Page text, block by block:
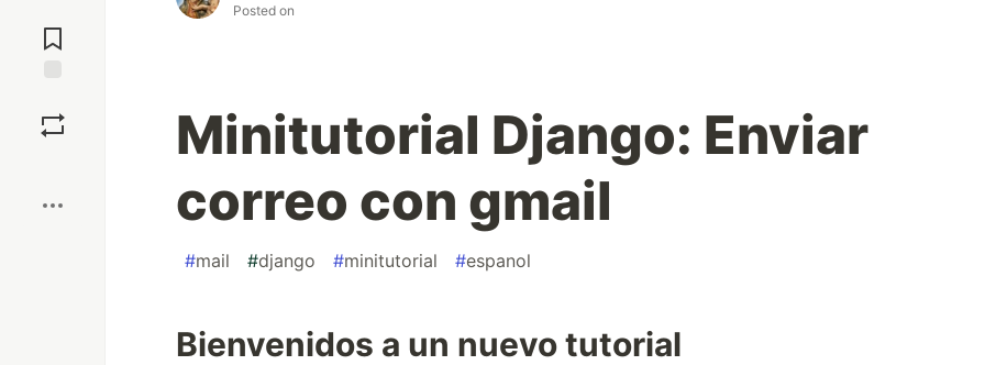
Comments
Posted on
Minitutorial Django: Enviar
correo con gmail
#mail #django #minitutorial #espanol
Bienvenidos a un nuevo tutorial